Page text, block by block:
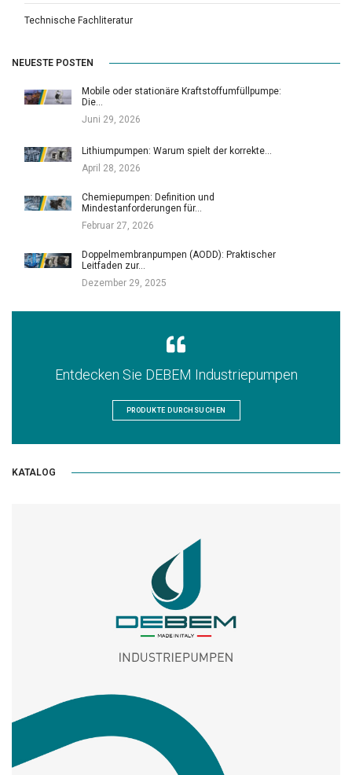
Technische Fachliteratur
NEUESTE POSTEN
Mobile oder stationäre Kraftstoffumfüllpumpe:
Die…
Juni 29, 2026
Lithiumpumpen: Warum spielt der korrekte…
April 28, 2026
Chemiepumpen: Definition und
Mindestanforderungen für…
Februar 27, 2026
Doppelmembranpumpen (AODD): Praktischer
Leitfaden zur…
Dezember 29, 2025
Entdecken Sie DEBEM Industriepumpen
PRODUKTE DURCHSUCHEN
KATALOG